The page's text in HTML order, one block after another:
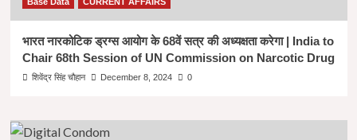
भारत नारकोटिक ड्रग्स आयोग के 68वें सत्र की अध्यक्षता करेगा | India to
Chair 68th Session of UN Commission on Narcotic Drug
शिवेंद्र सिंह चौहान December 8, 2024 0